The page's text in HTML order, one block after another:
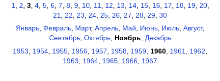
1
2 3, 4, 5, 6, 7 8 9, 10, 11 12 13 14, 15, 16, 17 18 19, 20,
21
22 23 24 25 26 27 28 29 30
Январь, Февраль, Март, Апрель, Май, Июнь, Июль, Август,
Сентябрь, Октябрь, Ноябрь, Декабрь
1953, 1954, 1955, 1956, 1957, 1958, 1959, 1960, 1961, 1962,
1963, 1964, 1965, 1966, 1967